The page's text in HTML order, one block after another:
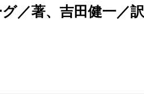
／著、吉田健一／訳